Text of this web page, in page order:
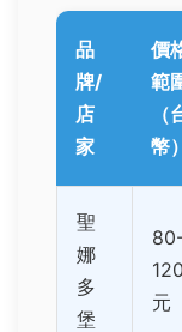
品
牌/
店
家
價
範
（
幣）
聖
娜
多
堡
120
元